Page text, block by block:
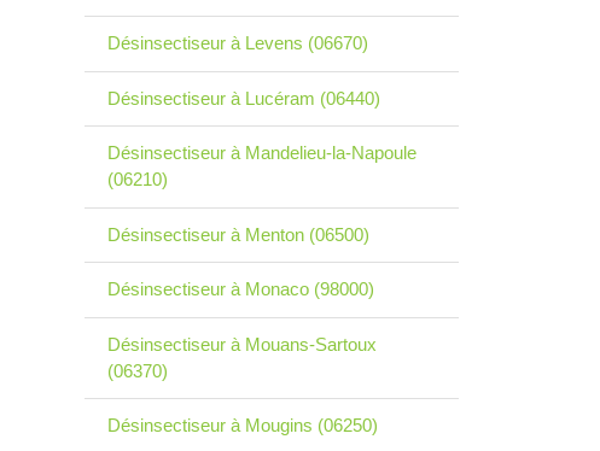
Désinsectiseur à Levens (06670)
Désinsectiseur à Lucéram (06440)
Désinsectiseur à Mandelieu-la-Napoule
(06210)
Désinsectiseur à Menton (06500)
Désinsectiseur à Monaco (98000)
Désinsectiseur à Mouans-Sartoux
(06370)
Désinsectiseur à Mougins (06250)